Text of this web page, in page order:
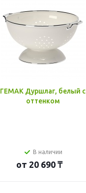
ГЕМАК Дуршлаг, белый с
оттенком
В наличии
от 20 690 ₸